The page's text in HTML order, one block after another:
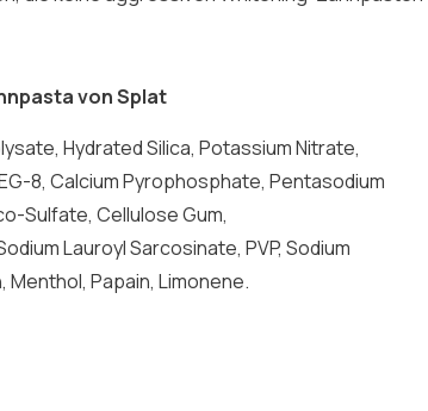
von Splat
Hydrated Silica, Potassium Nitrate,
8, Calcium Pyrophosphate, Pentasodium
Sulfate, Cellulose Gum,
Lauroyl Sarcosinate, PVP, Sodium
Papain, Limonene.